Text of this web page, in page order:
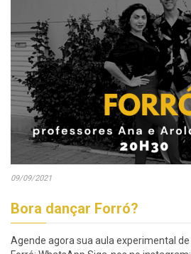
09/09/2021
Bora dançar Forró?
Agende agora sua aula experimental de